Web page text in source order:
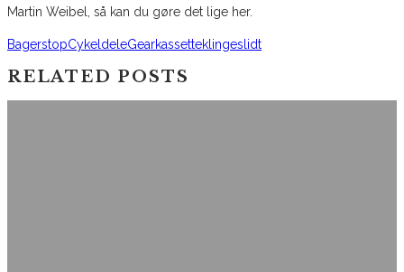
Martin Weibel, så kan du gøre det lige her.
BagerstopCykeldeleGearkassetteklingeslidt
RELATED POSTS